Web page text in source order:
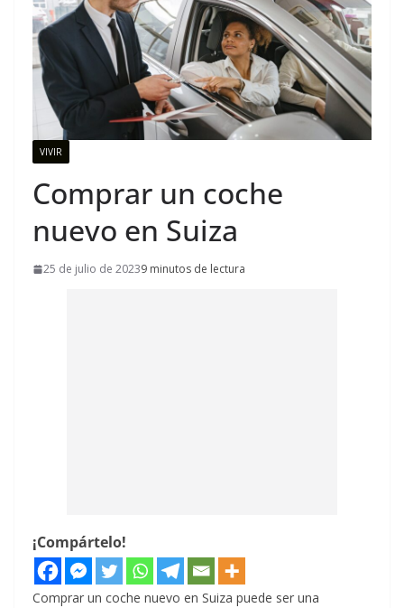
VIVIR
Comprar un coche
nuevo en Suiza
25 de julio de 20239 minutos de lectura
¡Compártelo!
Comprar un coche nuevo en Suiza puede ser una